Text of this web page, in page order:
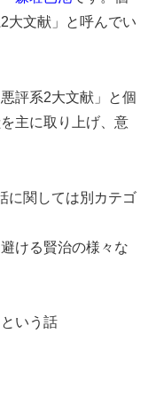
大文献」と呼んでい
評系2大文献」と個
主に取り上げ、意
に関しては別カテゴ
ける賢治の様々な
いう話